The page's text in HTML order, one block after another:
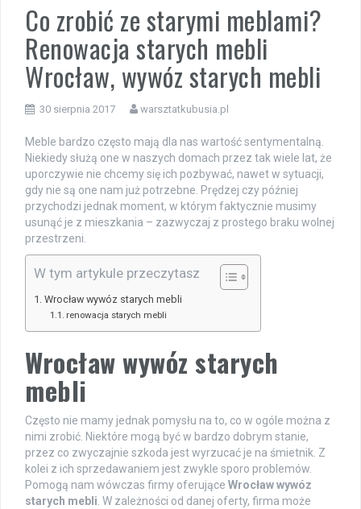
Co zrobić ze starymi meblami?
Renowacja starych mebli
Wrocław, wywóz starych mebli
30 sierpnia 2017 warsztatkubusia.pl
Meble bardzo często mają dla nas wartość sentymentalną.
Niekiedy służą one w naszych domach przez tak wiele lat, że
uporczywie nie chcemy się ich pozbywać, nawet w sytuacji,
gdy nie są one nam już potrzebne. Prędzej czy później
przychodzi jednak moment, w którym faktycznie musimy
usunąć je z mieszkania – zazwyczaj z prostego braku wolnej
przestrzeni.
W tym artykule przeczytasz
Wrocław wywóz starych mebli
renowacja starych mebli
Wrocław wywóz starych
mebli
Często nie mamy jednak pomysłu na to, co w ogóle można z
nimi zrobić. Niektóre mogą być w bardzo dobrym stanie,
przez co zwyczajnie szkoda jest wyrzucać je na śmietnik. Z
kolei z ich sprzedawaniem jest zwykle sporo problemów.
Pomogą nam wówczas firmy oferujące Wrocław wywóz
starych mebli. W zależności od danej oferty, firma może